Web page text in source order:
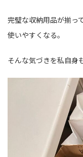
完璧な収納用品が揃っ
使いやすくなる。
そんな気づきを私自身